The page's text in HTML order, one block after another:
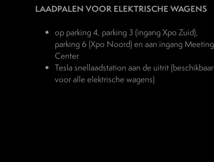
LAADPALEN VOOR ELEKTRISCHE WAGENS
op parking 4, parking 3 (ingang Xpo Zuid),
parking 6 (Xpo Noord) en aan ingang Meeting
Center
Tesla snellaadstation aan de uitrit (beschikbaar
voor alle elektrische wagens)